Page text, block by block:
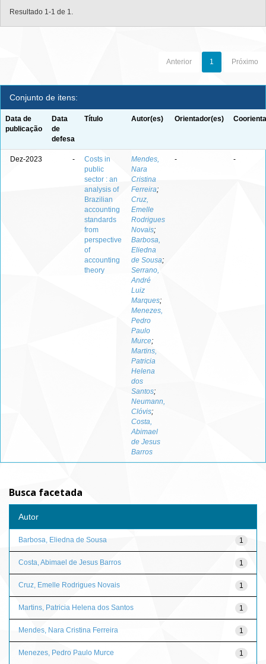
Resultado 1-1 de 1.
Anterior 1 Próximo
Conjunto de itens:
Data de
publicação
Data
de
defesa
Título Autor(es) Orientador(es)
Dez-2023 -
Costs in
public
sector : an
analysis of
Brazilian
accounting
standards
from
perspective
of
accounting
theory
Mendes,
Nara
Cristina
Ferreira;
Cruz,
Emelle
Rodrigues
Novais;
Barbosa,
Eliedna
de Sousa;
Serrano,
André
Luiz
Marques;
Menezes,
Pedro
Paulo
Murce;
Martins,
Patricia
Helena
dos
Santos;
Neumann,
Clóvis;
Costa,
Abimael
de Jesus
Barros
- -
Busca facetada
Autor
1
Barbosa, Eliedna de Sousa
1
Costa, Abimael de Jesus Barros
1
Cruz, Emelle Rodrigues Novais
1
Martins, Patricia Helena dos Santos
1
Mendes, Nara Cristina Ferreira
1
Menezes, Pedro Paulo Murce